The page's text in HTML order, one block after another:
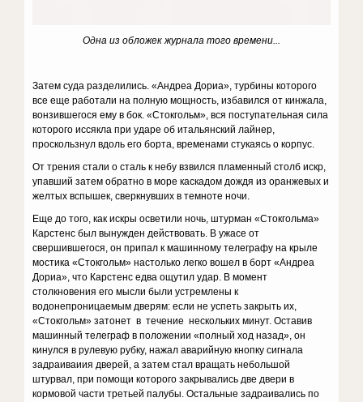
Одна из обложек журнала того времени...
Затем суда разделились. «Андреа Дориа», турбины которого
все еще работали на полную мощность, избавился от кинжала,
вонзившегося ему в бок. «Стокгольм», вся поступательная сила
которого иссякла при ударе об итальянский лайнер,
проскользнул вдоль его борта, временами стукаясь о корпус.
От трения стали о сталь к небу взвился пламенный столб искр,
упавший затем обратно в море каскадом дождя из оранжевых и
желтых вспышек, сверкнувших в темноте ночи.
Еще до того, как искры осветили ночь, штурман «Стокгольма»
Карстенс был вынужден действовать. В ужасе от
свершившегося, он припал к машинному телеграфу на крыле
мостика «Стокгольм» настолько легко вошел в борт «Андреа
Дориа», что Карстенс едва ощутил удар. В момент
столкновения его мысли были устремлены к
водонепроницаемым дверям: если не успеть закрыть их,
«Стокгольм» затонет в течение нескольких минут. Оставив
машинный телеграф в положении «полный ход назад», он
кинулся в рулевую рубку, нажал аварийную кнопку сигнала
задраиваиия дверей, а затем стал вращать небольшой
штурвал, при помощи которого закрывались две двери в
кормовой части третьей палубы. Остальные задраивались по